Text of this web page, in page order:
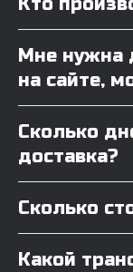
Мне нужна
на сайте,
Сколько
доставка?
Сколько
Какой